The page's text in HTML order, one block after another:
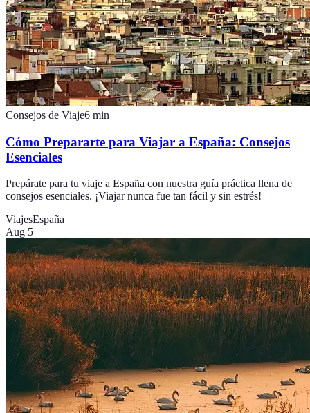
Consejos de Viaje6 min
Cómo Prepararte para Viajar a España: Consejos
Esenciales
Prepárate para tu viaje a España con nuestra guía práctica llena de
consejos esenciales. ¡Viajar nunca fue tan fácil y sin estrés!
ViajesEspaña
Aug 5